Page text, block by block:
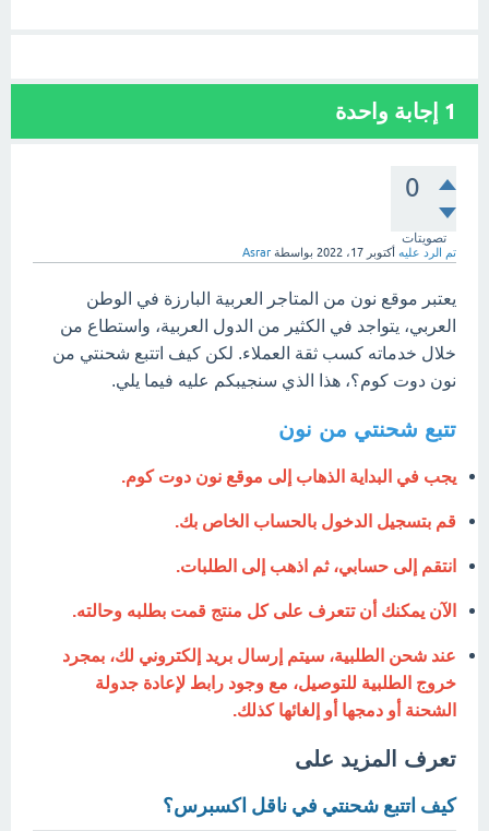
1 إجابة واحدة
0
تصويتات
تم الرد عليه أكتوبر 17، 2022 بواسطة Asrar
يعتبر موقع نون من المتاجر العربية البارزة في الوطن
العربي، يتواجد في الكثير من الدول العربية، واستطاع من
خلال خدماته كسب ثقة العملاء. لكن كيف اتتبع شحنتي من
نون دوت كوم؟، هذا الذي سنجيبكم عليه فيما يلي.
تتبع شحنتي من نون
يجب في البداية الذهاب إلى موقع نون دوت كوم.
قم بتسجيل الدخول بالحساب الخاص بك.
انتقم إلى حسابي، ثم اذهب إلى الطلبات.
الآن يمكنك أن تتعرف على كل منتج قمت بطلبه وحالته.
عند شحن الطلبية، سيتم إرسال بريد إلكتروني لك، بمجرد
خروج الطلبية للتوصيل، مع وجود رابط لإعادة جدولة
الشحنة أو دمجها أو إلغائها كذلك.
تعرف المزيد على
كيف اتتبع شحنتي في ناقل اكسبرس؟